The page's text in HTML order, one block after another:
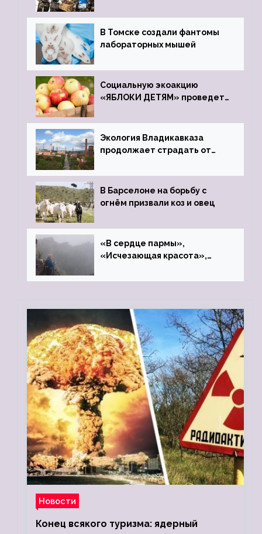
В Томске создали фантомы
лабораторных мышей
Социальную экоакцию
«ЯБЛОКИ ДЕТЯМ» проведет
Экология Владикавказа
продолжает страдать от
В Барселоне на борьбу с
огнём призвали коз и овец
«В сердце пармы»,
«Исчезающая красота»,
Новости
Конец всякого туризма: ядерный